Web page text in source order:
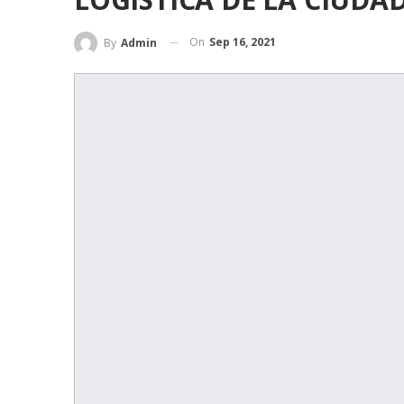
By Admin On Sep 16, 2021